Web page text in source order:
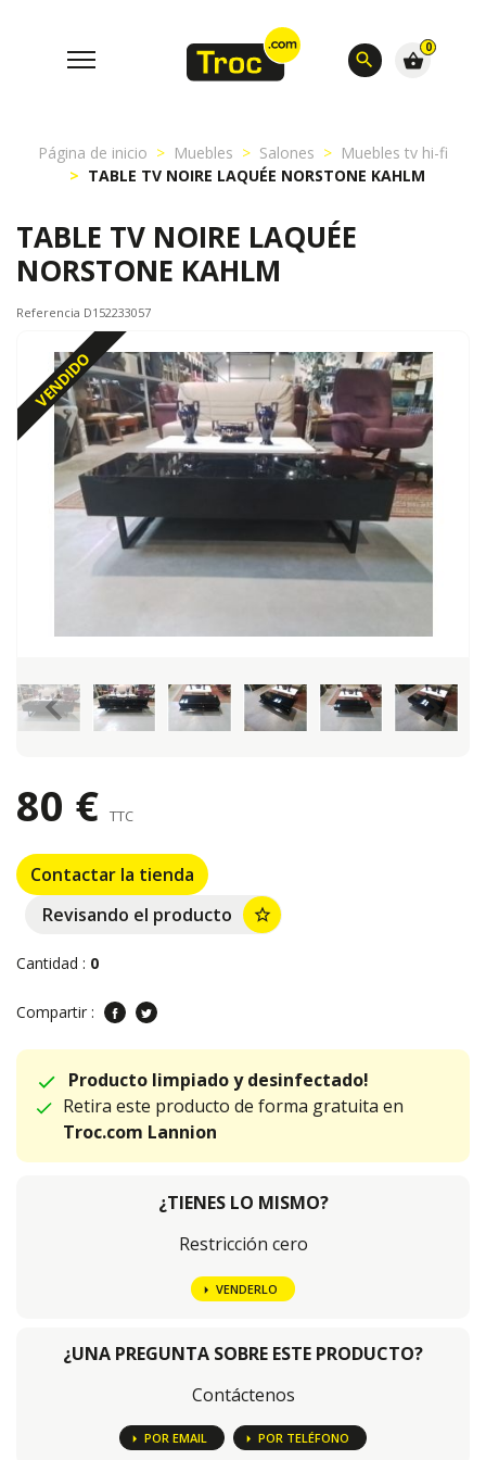
search
0
shopping_basket
Página de inicio Muebles Salones
Muebles tv hi-fi
TABLE TV NOIRE LAQUÉE NORSTONE KAHLM
TABLE TV NOIRE LAQUÉE
NORSTONE KAHLM
Referencia D152233057
VENDIDO
keyboard_arrow_left keyboard_arrow_right
80 € TTC
Contactar la tienda
Revisando el producto
star_border
Cantidad : 0
Compartir :
Producto limpiado y desinfectado!
Retira este producto de forma gratuita en
Troc.com Lannion
¿TIENES LO MISMO?
Restricción cero
VENDERLO
¿UNA PREGUNTA SOBRE ESTE PRODUCTO?
Contáctenos
POR EMAIL POR TELÉFONO